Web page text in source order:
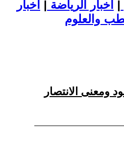
| اخبار الرياضة | اخبار